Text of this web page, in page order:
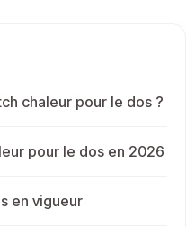
chaleur pour le dos ?
pour le dos en 2026
en vigueur